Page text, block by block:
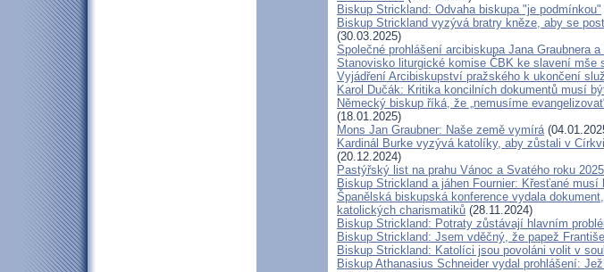
Biskup Strickland: Odvaha biskupa "je podmínkou"
Biskup Strickland vyzývá bratry kněze, aby se
(30.03.2025)
Společné prohlášení arcibiskupa Jana Graubnera
Stanovisko liturgické komise ČBK ke slavení mše
Vyjádření Arcibiskupství pražského k ukončení
Karol Dučák: Kritika koncilních dokumentů musí
Německý biskup říká, že „nemusíme
(18.01.2025)
Mons Jan Graubner: Naše země vymírá
Kardinál Burke vyzývá katolíky, aby zůstali v
(20.12.2024)
Pastýřský list na prahu Vánoc a Svatého roku 2025
Biskup Strickland a jáhen Fournier: Křesťané
Španělská biskupská konference vydala
katolických charismatiků (28.11.2024)
Biskup Strickland: Potraty zůstávají hlavním
Biskup Strickland: Jsem vděčný, že papež
Biskup Strickland: Katolíci jsou povoláni volit v
Biskup Athanasius Schneider vydal prohlášení: